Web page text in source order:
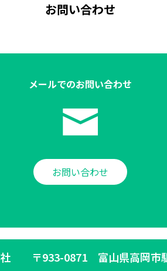
お問い合わせ
メールでのお問い合わせ
お問い合わせ
社 〒933-0871 富山県高岡市